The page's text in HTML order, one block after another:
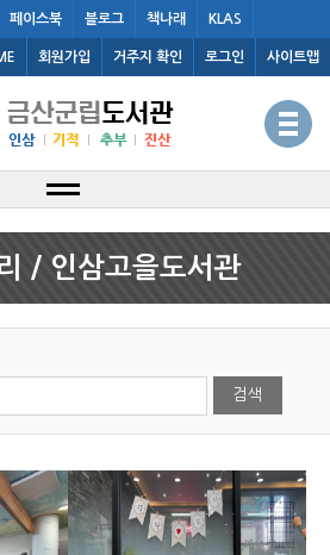
페이스북 블로그 책나래 KLAS
회원가입 거주지 확인 로그인 사이트맵
/ 인삼고을도서관